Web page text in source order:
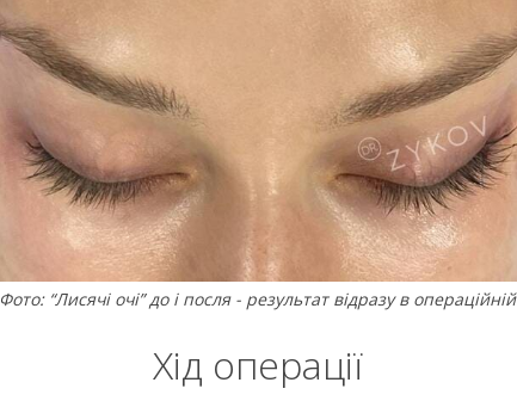
Фото: “Лисячі очі” до і посля - результат відразу в операційній
Хід операції